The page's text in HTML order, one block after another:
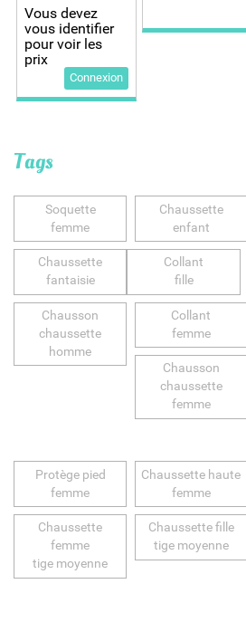
Vous devez
vous identifier
pour voir les
prix
Connexion
Tags
Soquette
femme
Chaussette
enfant
Chaussette
fantaisie
Collant
fille
Chausson
chaussette
homme
Collant
femme
Chausson
chaussette
femme
Protège pied
femme
Chaussette haute
femme
Chaussette
femme
tige moyenne
Chaussette fille
tige moyenne